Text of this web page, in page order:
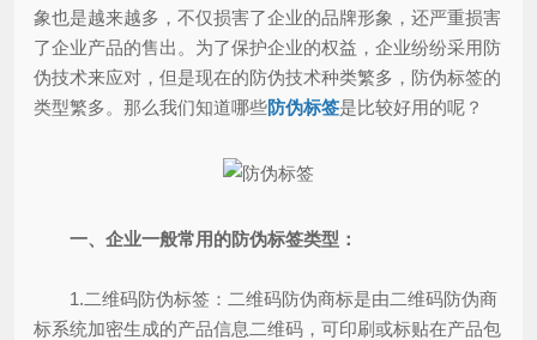
象也是越来越多，不仅损害了企业的品牌形象，还严重损害
了企业产品的售出。为了保护企业的权益，企业纷纷采用防
伪技术来应对，但是现在的防伪技术种类繁多，防伪标签的
类型繁多。那么我们知道哪些防伪标签是比较好用的呢？
一、企业一般常用的防伪标签类型：
1.二维码防伪标签：二维码防伪商标是由二维码防伪商
标系统加密生成的产品信息二维码，可印刷或标贴在产品包